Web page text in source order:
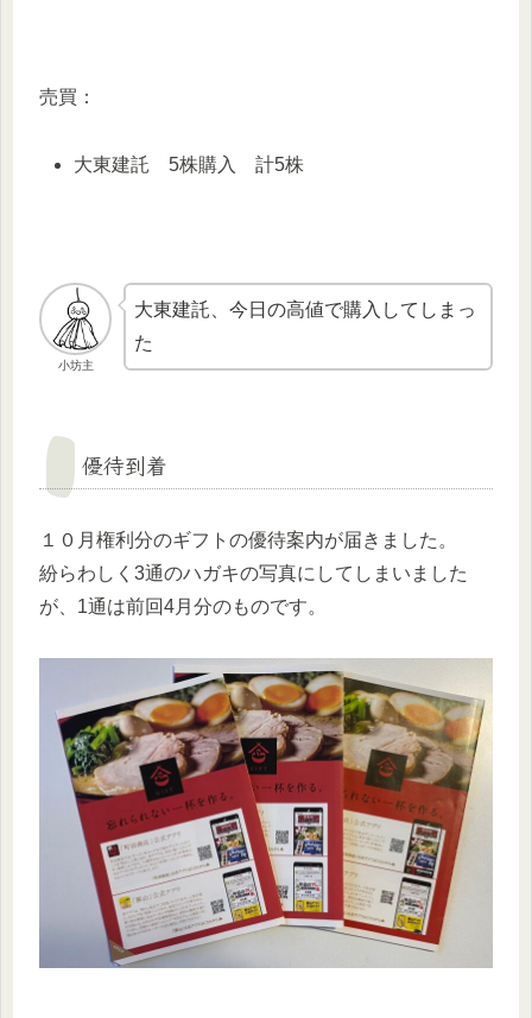
売買：
大東建託 5株購入 計5株
小坊主
大東建託、今日の高値で購入してしまっ
た
優待到着
１０月権利分のギフトの優待案内が届きました。
紛らわしく3通のハガキの写真にしてしまいました
が、1通は前回4月分のものです。